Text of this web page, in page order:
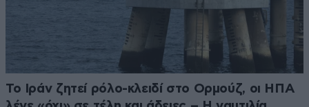
Το Ιράν ζητεί ρόλο-κλειδί στο Ορμούζ, οι ΗΠΑ